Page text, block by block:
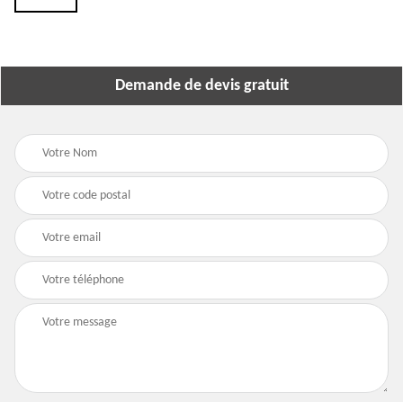
Demande de devis gratuit